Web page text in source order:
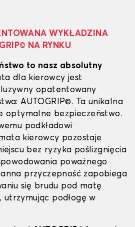
WYKŁADZINA
NA RYNKU
to nasz absolutny
dla kierowcy jest
opatentowany
AUTOGRIP©. Ta unikalna
optymalne bezpieczeństwo.
podkładowi
kierowcy pozostaje
bez ryzyka poślizgnięcia
poważnego
przyczepność zapobiega
się brudu pod matę
, utrzymując podłogę w